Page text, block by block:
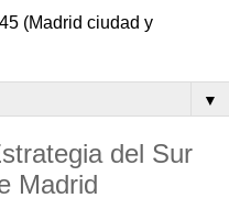
(Madrid ciudad y
▼
del Sur
Madrid